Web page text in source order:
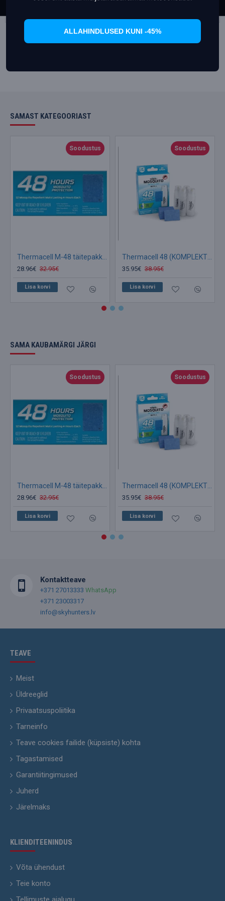
SAMAST KATEGOORIAST
Soodustus
28.96€ 32.95€
Lisa korvi
Soodustus
35.95€ 38.95€
Lisa korvi
SAMA KAUBAMÄRGI JÄRGI
Soodustus
28.96€ 32.95€
Lisa korvi
Soodustus
35.95€ 38.95€
Lisa korvi
Kontaktteave
+371 27013333 WhatsApp
+371 23003317
info@skyhunters.lv
TEAVE
Meist
Üldreeglid
Privaatsuspoliitika
Tarneinfo
Teave cookies failide (küpsiste) kohta
Tagastamised
Garantiitingimused
Juherd
Järelmaks
KLIENDITEENINDUS
Võta ühendust
Teie konto
ALLAHINDLUSED KUNI -45%